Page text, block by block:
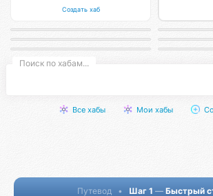
Создать хаб
Расшифровка Акаши
Кодинг-студия Магнатор
Поиск по хабам...
Все хабы Мои хабы
Путевод • Шаг 1 — Быстрый